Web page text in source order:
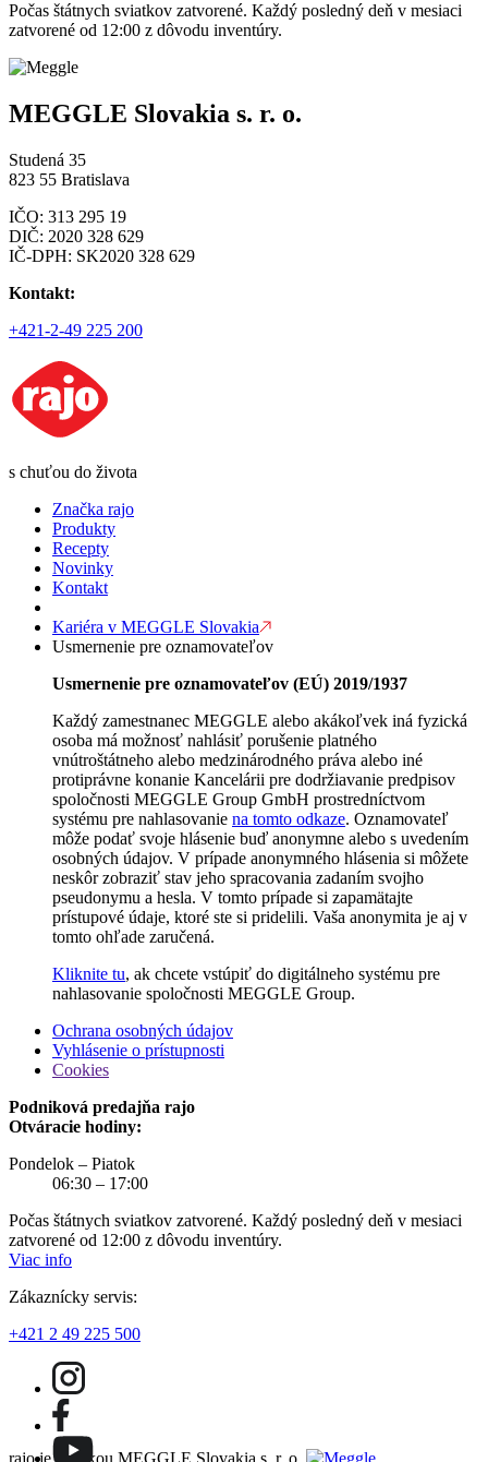
Počas štátnych sviatkov zatvorené. Každý posledný deň v mesiaci
zatvorené od 12:00 z dôvodu inventúry.
MEGGLE Slovakia s. r. o.
Studená 35
823 55 Bratislava
IČO: 313 295 19
DIČ: 2020 328 629
IČ-DPH: SK2020 328 629
Kontakt:
+421-2-49 225 200
s chuťou do života
Značka rajo
Produkty
Recepty
Novinky
Kontakt
Kariéra v MEGGLE Slovakia
Usmernenie pre oznamovateľov
Usmernenie pre oznamovateľov (EÚ) 2019/1937
Každý zamestnanec MEGGLE alebo akákoľvek iná fyzická
osoba má možnosť nahlásiť porušenie platného
vnútroštátneho alebo medzinárodného práva alebo iné
protiprávne konanie Kancelárii pre dodržiavanie predpisov
spoločnosti MEGGLE Group GmbH prostredníctvom
systému pre nahlasovanie na tomto odkaze. Oznamovateľ
môže podať svoje hlásenie buď anonymne alebo s uvedením
osobných údajov. V prípade anonymného hlásenia si môžete
neskôr zobraziť stav jeho spracovania zadaním svojho
pseudonymu a hesla. V tomto prípade si zapamätajte
prístupové údaje, ktoré ste si pridelili. Vaša anonymita je aj v
tomto ohľade zaručená.
Kliknite tu, ak chcete vstúpiť do digitálneho systému pre
nahlasovanie spoločnosti MEGGLE Group.
Ochrana osobných údajov
Vyhlásenie o prístupnosti
Cookies
Podniková predajňa rajo
Otváracie hodiny:
Pondelok – Piatok
06:30 – 17:00
Počas štátnych sviatkov zatvorené. Každý posledný deň v mesiaci
zatvorené od 12:00 z dôvodu inventúry.
Viac info
Zákaznícky servis:
+421 2 49 225 500
rajo je značkou MEGGLE Slovakia s. r. o.